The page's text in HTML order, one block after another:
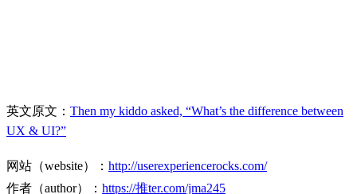
英文原文： Then my kiddo asked, “What’s the difference between
UX & UI?”
网站（website）： http://userexperiencerocks.com/
作者（author）： https://推ter.com/jma245